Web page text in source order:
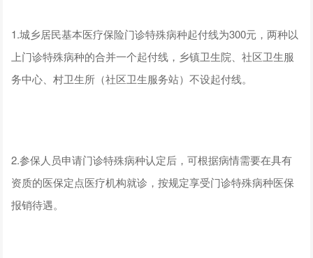
1.城乡居民基本医疗保险门诊特殊病种起付线为300元，两种以
上门诊特殊病种的合并一个起付线，乡镇卫生院、社区卫生服
务中心、村卫生所（社区卫生服务站）不设起付线。
2.参保人员申请门诊特殊病种认定后，可根据病情需要在具有
资质的医保定点医疗机构就诊，按规定享受门诊特殊病种医保
报销待遇。